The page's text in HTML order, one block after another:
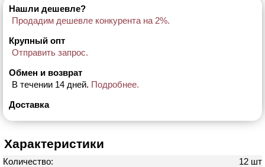
Нашли дешевле?
Продадим дешевле конкурента на 2%.
Крупный опт
Отправить запрос.
Обмен и возврат
В течении 14 дней. Подробнее.
Доставка
Характеристики
Количество:
12 шт